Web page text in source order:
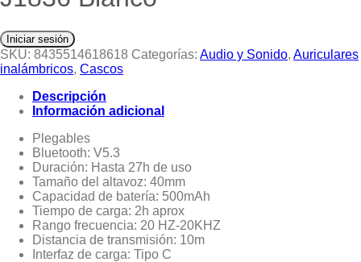
Iniciar sesión
SKU: 8435514618618 Categorías: Audio y Sonido, Auriculares
inalámbricos, Cascos
Descripción
Información adicional
Plegables
Bluetooth: V5.3
Duración: Hasta 27h de uso
Tamaño del altavoz: 40mm
Capacidad de batería: 500mAh
Tiempo de carga: 2h aprox
Rango frecuencia: 20 HZ-20KHZ
Distancia de transmisión: 10m
Interfaz de carga: Tipo C